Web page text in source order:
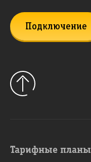
Подключение
Тарифные планы